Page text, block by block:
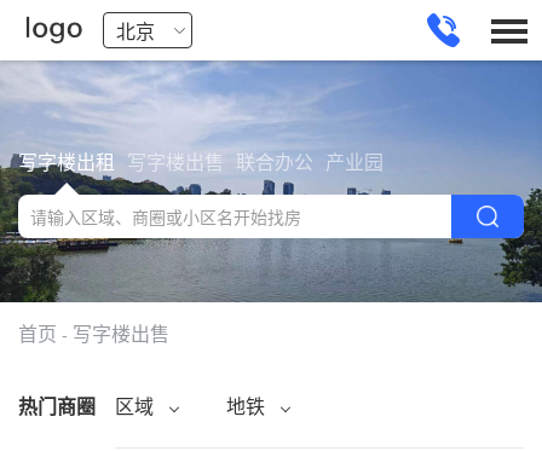
写字楼出租 写字楼出售 联合办公 产业园
首页 - 写字楼出售
热门商圈 区域 地铁